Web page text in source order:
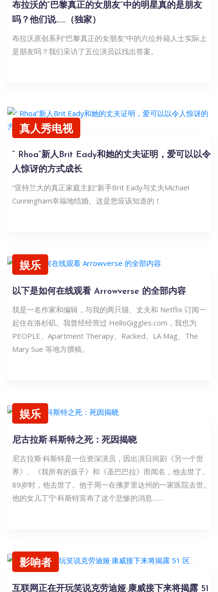
布拉沃的“巴黎真正的女朋友”中的明星真的是朋友
吗？他们说……（独家）
布拉沃原创系列“巴黎真正的女朋友”中的六位外籍人士实际上
是朋友吗？我们采访了五位演员以找出答案。
真人秀电视
“ Rhoa”新人Brit Eady和她的丈夫证明，爱可以以令
人惊讶的方式成长
“亚特兰大的真正家庭主妇”新手Brit Eady与丈夫Michael
Cunningham幸福地结婚。这是您应该知道的！
娱乐
以下是如何在线观看 Arrowverse 的全部内容
我是一名作家和编辑，与我的两只猫、丈夫和 Netflix 订阅一
起住在洛杉矶。我曾经经营过 HelloGiggles.com，我也为
PEOPLE、Apartment Therapy、Racked、LA Mag、The
Mary Sue 等地方撰稿。
娱乐
尼古拉斯·科斯特之死：死因揭晓
尼古拉斯·科斯特是一位资深演员，因出演日间剧《另一个世
界》、《我所有的孩子》和《圣巴巴拉》而闻名，他去世了。
89岁时，他去世了。他于周一在佛罗里达州的一家医院去世。
他的女儿丁宁·科斯特宣布了这个悲惨的消息……
影响者
互联网正在开玩笑说克劳迪娅·康威接下来将揭露 51